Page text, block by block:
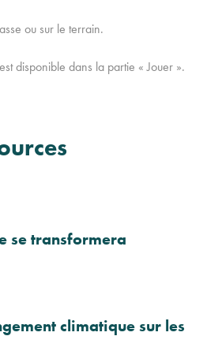
ou sur le terrain.
disponible dans la partie « Jouer ».
se transformera
climatique sur les